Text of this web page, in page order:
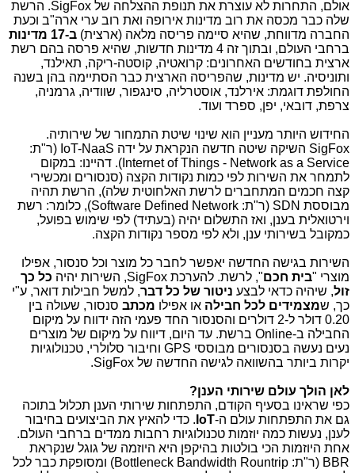
אולם, התחרות לא עוצרת את תנופת ההצלחה של SigFox. הרשת
שלה כבר מכסה את רוב מדינות אירופה ואת רוב ערי ארה"ב וכעת
החברה מדווחת, שהיא סיימה פריסה מלאה (ארצית) ב-17 מדינות
ברחבי העולם, ובתוך זה 4 מדינות חדשות, שהיא פרסה בהם רשת
ארצית בחודשים האחרונים: קרואטיה, קוסטה-ריקה, תאילנד,
ותוניסיה. יש מדינות, שהפריסה הארצית כבר הסתיימה בהן בשנה
החולפת דוגמת: אירלנד, אוסטרליה, סינגפור, שוודיה, גרמניה,
צרפת, דובאי, יפן, ספרד ועוד.
החידוש היותר מעניין הוא שינוי שיטת התמחור של שירותיה.
SigFox השיקה שיטה חדשה הנקראת על ידה IoT-NaaS (ר"ת:
Internet of Things - Network as a Service). דהיינו: במקום
לתמחר את השירות לפי כמות נקודות הקצה (סנסורים ומכשירי
קצה חכמים המתחברים לרשת האלחוטית שלה), הרשת תהיה
מבוססת SDN (ר"ת: Software Defined Network), כלומר: רשת
וירטואלית בענן, ואז התשלום יהיה (בעתיד) לפי שימוש בפועל,
כמקובל בשירותי ענן, ולא לפי מספר נקודות הקצה.
השירות בגישה החדשה יאפשר לחבר כל מוצר וכל סנסור, אפילו
מוצרי "בית חכם", לרשת. להערכת SigFox, השירות יהיה
כל כך
זול, שיהיה כדאי לבצע ניטור של כל דבר, למשל חבילות דואר, ע"י
כך, שמצמידים לכל חבילה או אפילו מכתב סנסור, שעולה בין
0.20 דולר ל-2 דולרים והסנסור החד פעמי הזה ידווח על מיקום
החבילה ב-Online ברשת. עד היום, דיווח על מיקום של מוצרים
נעים נעשה בסנסורים מבוססי GPS וחיבור סלולרי, טכנולוגיות
יקרות ביותר בהשוואה לגישה החדשה של SigFox.
לאן הולך עולם שירותי הענן?
כפי שראינו בסעיף הקודם, התפתחות שירותי הענן תכלול בתוכה
גם את התפתחות עולם ה-IoT . כדי להאיץ את הביצועים בחיבור
לענן, נעשות כמה יוזמות טכנולוגיות רחבות ממדים ברחבי העולם.
אחת היוזמות הכי בולטות בהיקפן היא היוזמה של גוגל שנקראת
BBR (ר"ת: Bottleneck Bandwidth Rountrip) ומסופקת כבר לכל